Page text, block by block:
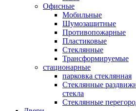
Офисные
Мобильные
Шумозащитные
Противопожарные
Пластиковые
Стеклянные
Трансформируемые
стационарные
парковка стеклянная
Стеклянные
стекла
Стеклянные